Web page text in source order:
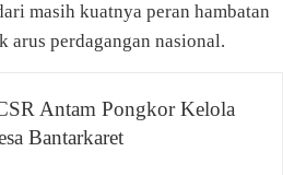
masih kuatnya peran hambatan
arus perdagangan nasional.
Antam Pongkor Kelola
Bantarkaret